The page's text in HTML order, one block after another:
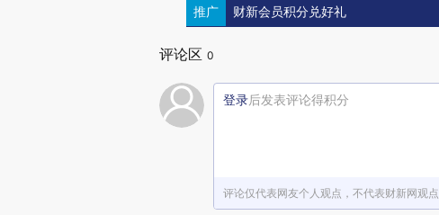
推广 财新会员积分兑好礼
评论区 0
登录后发表评论得积分
评论仅代表网友个人观点，不代表财新网观点